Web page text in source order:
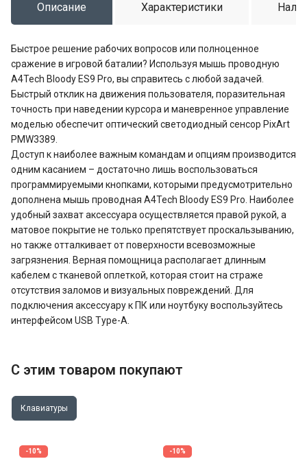
Описание Характеристики
Быстрое решение рабочих вопросов или полноценное
сражение в игровой баталии? Используя мышь проводную
A4Tech Bloody ES9 Pro, вы справитесь с любой задачей.
Быстрый отклик на движения пользователя, поразительная
точность при наведении курсора и маневренное управление
моделью обеспечит оптический светодиодный сенсор PixArt
PMW3389.
Доступ к наиболее важным командам и опциям производится
одним касанием – достаточно лишь воспользоваться
программируемыми кнопками, которыми предусмотрительно
дополнена мышь проводная A4Tech Bloody ES9 Pro. Наиболее
удобный захват аксессуара осуществляется правой рукой, а
матовое покрытие не только препятствует проскальзыванию,
но также отталкивает от поверхности всевозможные
загрязнения. Верная помощница располагает длинным
кабелем с тканевой оплеткой, которая стоит на страже
отсутствия заломов и визуальных повреждений. Для
подключения аксессуару к ПК или ноутбуку воспользуйтесь
интерфейсом USB Type-A.
С этим товаром покупают
Клавиатуры
-10% -10%